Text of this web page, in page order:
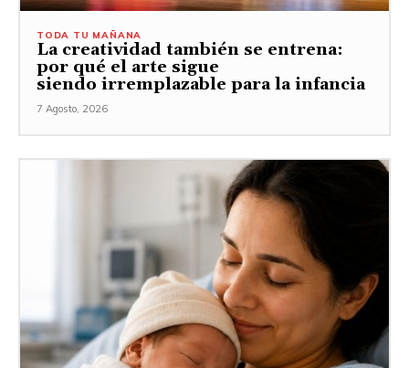
TODA TU MAÑANA
La creatividad también se entrena:
por qué el arte sigue
siendo irremplazable para la infancia
7 Agosto, 2026